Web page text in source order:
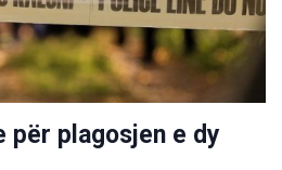
për plagosjen e dy